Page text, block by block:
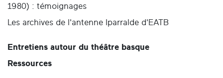
1980) : témoignages
Les archives de l'antenne Iparralde d'EATB
Entretiens autour du théâtre basque
Ressources